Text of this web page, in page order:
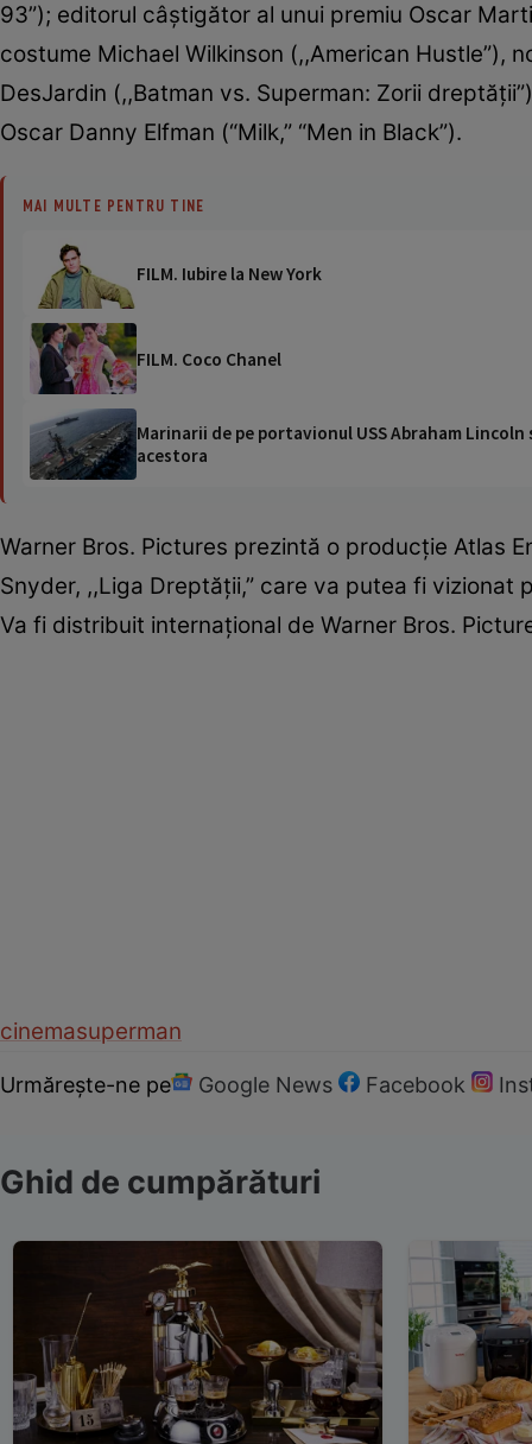
93”); editorul câştigător al unui premiu Oscar
costume Michael Wilkinson (,,American Hustle”),
DesJardin (,,Batman vs. Superman: Zorii
Oscar Danny Elfman (“Milk,” “Men in Black”).
MAI MULTE PENTRU TINE
FILM. Iubire la New York
FILM. Coco Chanel
Marinarii de pe portavionul USS Abraham
acestora
Warner Bros. Pictures prezintă o producţie Atlas
Snyder, ,,Liga Dreptăţii,” care va putea fi vizionat
Va fi distribuit internaţional de Warner Bros.
cinemasuperman
Urmărește-ne pe Google News Facebook
Ghid de cumpărături